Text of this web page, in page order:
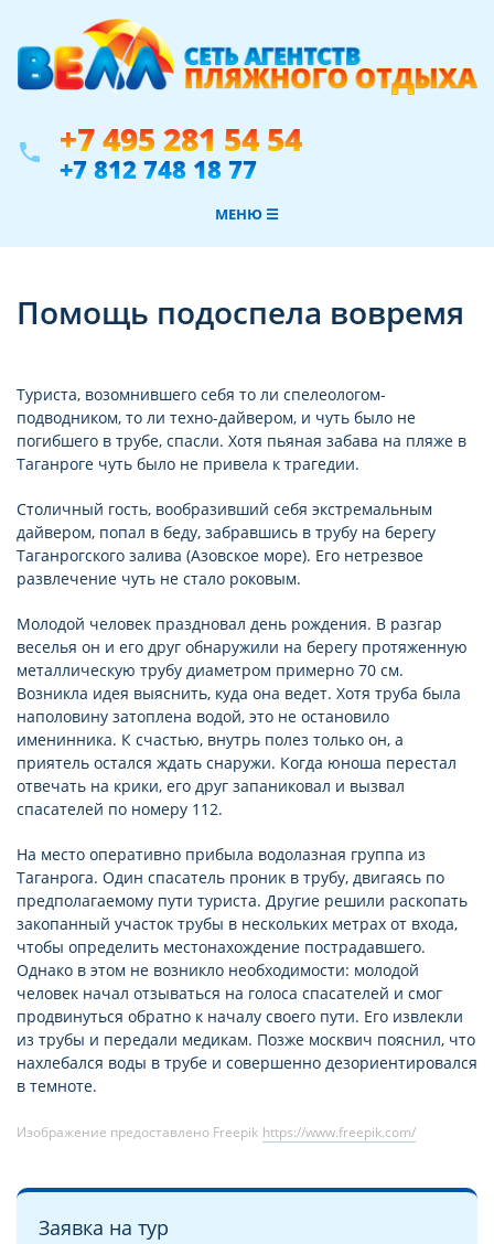
phone +7 495 281 54 54
+7 812 748 18 77
МЕНЮ ☰
Помощь подоспела вовремя
Туриста, возомнившего себя то ли спелеологом-
подводником, то ли техно-дайвером, и чуть было не
погибшего в трубе, спасли. Хотя пьяная забава на пляже в
Таганроге чуть было не привела к трагедии.
Столичный гость, вообразивший себя экстремальным
дайвером, попал в беду, забравшись в трубу на берегу
Таганрогского залива (Азовское море). Его нетрезвое
развлечение чуть не стало роковым.
Молодой человек праздновал день рождения. В разгар
веселья он и его друг обнаружили на берегу протяженную
металлическую трубу диаметром примерно 70 см.
Возникла идея выяснить, куда она ведет. Хотя труба была
наполовину затоплена водой, это не остановило
именинника. К счастью, внутрь полез только он, а
приятель остался ждать снаружи. Когда юноша перестал
отвечать на крики, его друг запаниковал и вызвал
спасателей по номеру 112.
На место оперативно прибыла водолазная группа из
Таганрога. Один спасатель проник в трубу, двигаясь по
предполагаемому пути туриста. Другие решили раскопать
закопанный участок трубы в нескольких метрах от входа,
чтобы определить местонахождение пострадавшего.
Однако в этом не возникло необходимости: молодой
человек начал отзываться на голоса спасателей и смог
продвинуться обратно к началу своего пути. Его извлекли
из трубы и передали медикам. Позже москвич пояснил, что
нахлебался воды в трубе и совершенно дезориентировался
в темноте.
Изображение предоставлено Freepik https://www.freepik.com/
Заявка на тур